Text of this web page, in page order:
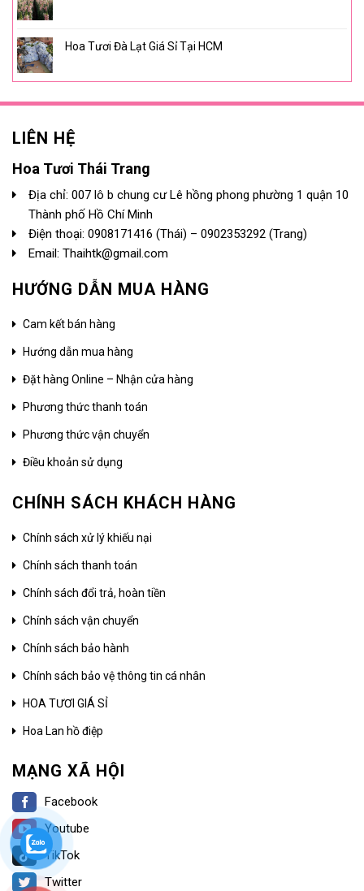
Hoa Tươi Đà Lạt Giá Sỉ Tại HCM
LIÊN HỆ
Hoa Tươi Thái Trang
Địa chỉ: 007 lô b chung cư Lê hồng phong phường 1 quận 10
Thành phố Hồ Chí Minh
Điện thoại: 0908171416 (Thái) – 0902353292 (Trang)
Email: Thaihtk@gmail.com
HƯỚNG DẪN MUA HÀNG
Cam kết bán hàng
Hướng dẫn mua hàng
Đặt hàng Online – Nhận cửa hàng
Phương thức thanh toán
Phương thức vận chuyển
Điều khoản sử dụng
CHÍNH SÁCH KHÁCH HÀNG
Chính sách xử lý khiếu nại
Chính sách thanh toán
Chính sách đổi trả, hoàn tiền
Chính sách vận chuyển
Chính sách bảo hành
Chính sách bảo vệ thông tin cá nhân
HOA TƯƠI GIÁ SỈ
Hoa Lan hồ điệp
MẠNG XÃ HỘI
Facebook
Youtube
TikTok
Twitter